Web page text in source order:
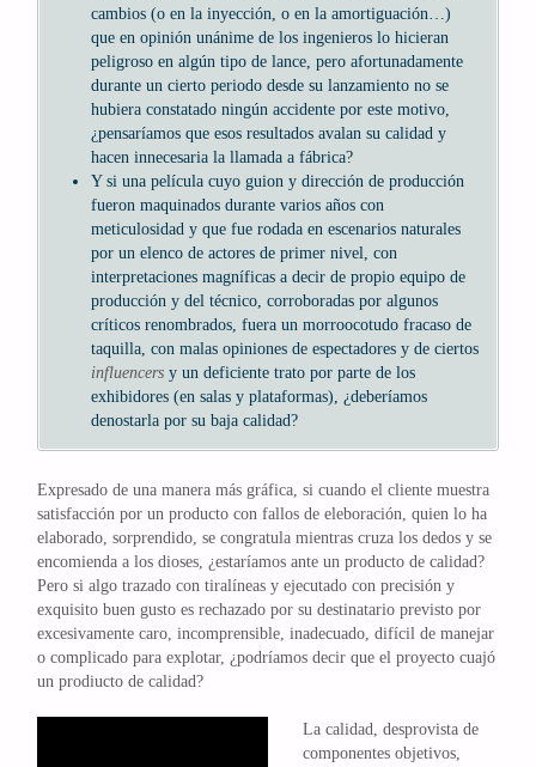
cambios (o en la inyección, o en la amortiguación…)
que en opinión unánime de los ingenieros lo hicieran
peligroso en algún tipo de lance, pero afortunadamente
durante un cierto periodo desde su lanzamiento no se
hubiera constatado ningún accidente por este motivo,
¿pensaríamos que esos resultados avalan su calidad y
hacen innecesaria la llamada a fábrica?
Y si una película cuyo guion y dirección de producción
fueron maquinados durante varios años con
meticulosidad y que fue rodada en escenarios naturales
por un elenco de actores de primer nivel, con
interpretaciones magníficas a decir de propio equipo de
producción y del técnico, corroboradas por algunos
críticos renombrados, fuera un morroocotudo fracaso de
taquilla, con malas opiniones de espectadores y de ciertos
influencers y un deficiente trato por parte de los
exhibidores (en salas y plataformas), ¿deberíamos
denostarla por su baja calidad?
Expresado de una manera más gráfica, si cuando el cliente muestra
satisfacción por un producto con fallos de eleboración, quien lo ha
elaborado, sorprendido, se congratula mientras cruza los dedos y se
encomienda a los dioses, ¿estaríamos ante un producto de calidad?
Pero si algo trazado con tiralíneas y ejecutado con precisión y
exquisito buen gusto es rechazado por su destinatario previsto por
excesivamente caro, incomprensible, inadecuado, difícil de manejar
o complicado para explotar, ¿podríamos decir que el proyecto cuajó
un prodiucto de calidad?
La calidad, desprovista de
componentes objetivos,